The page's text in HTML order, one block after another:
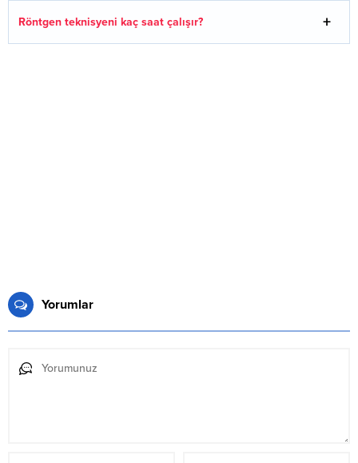
Röntgen teknisyeni kaç saat çalışır?
Yorumlar